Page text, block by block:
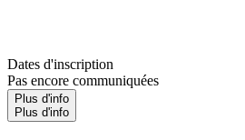
Dates d'inscription
Pas encore communiquées
Plus d'info
Plus d'info